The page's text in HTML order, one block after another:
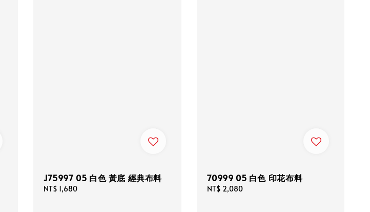
J75997 05 白色 黃底 經典布料
Regular
NT$ 1,680
70999 05 白色 印花布料
Regular
NT$ 2,080